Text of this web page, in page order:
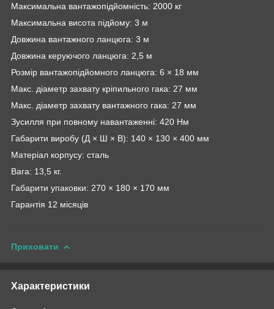
Максимальна вантажопідйомність: 2000 кг
Максимальна висота підйому: 3 м
Довжина вантажного ланцюга: 3 м
Довжина керуючого ланцюга: 2,5 м
Розмір вантажопідйомного ланцюга: 6 × 18 мм
Макс. діаметр захвату кріпильного гака: 27 мм
Макс. діаметр захвату вантажного гака: 27 мм
Зусилля при повному навантаженні: 420 Нм
Габарити виробу (Д × Ш × В): 140 × 130 × 400 мм
Матеріал корпусу: сталь
Вага: 13,5 кг.
Габарити упаковки: 270 × 180 × 170 мм
Гарантія 12 місяців
Приховати
Характеристики